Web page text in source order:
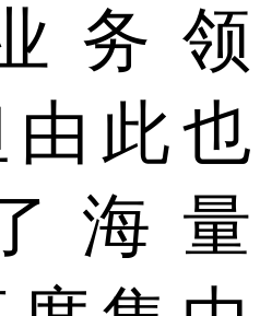
务领
此也
海量